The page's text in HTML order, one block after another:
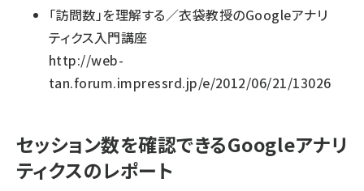
「訪問数」を理解する／衣袋教授のGoogleアナリ
ティクス入門講座
http://web-
tan.forum.impressrd.jp/e/2012/06/21/13026
セッション数を確認できるGoogleアナリ
ティクスのレポート